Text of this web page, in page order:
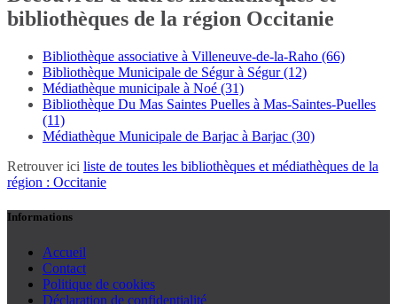
bibliothèques de la région Occitanie
Bibliothèque associative à Villeneuve-de-la-Raho (66)
Bibliothèque Municipale de Ségur à Ségur (12)
Médiathèque municipale à Noé (31)
Bibliothèque Du Mas Saintes Puelles à Mas-Saintes-Puelles
(11)
Médiathèque Municipale de Barjac à Barjac (30)
Retrouver ici liste de toutes les bibliothèques et médiathèques de la
région : Occitanie
Informations
Accueil
Contact
Politique de cookies
Déclaration de confidentialité